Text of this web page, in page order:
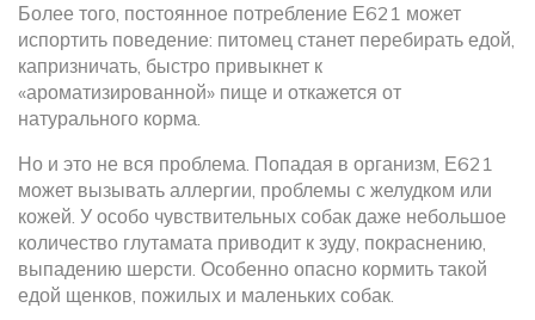
Более того, постоянное потребление Е621 может
испортить поведение: питомец станет перебирать едой,
капризничать, быстро привыкнет к
«ароматизированной» пище и откажется от
натурального корма.
Но и это не вся проблема. Попадая в организм, Е621
может вызывать аллергии, проблемы с желудком или
кожей. У особо чувствительных собак даже небольшое
количество глутамата приводит к зуду, покраснению,
выпадению шерсти. Особенно опасно кормить такой
едой щенков, пожилых и маленьких собак.